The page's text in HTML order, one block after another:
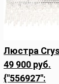
Люстра
49 900 руб.
{"556927":